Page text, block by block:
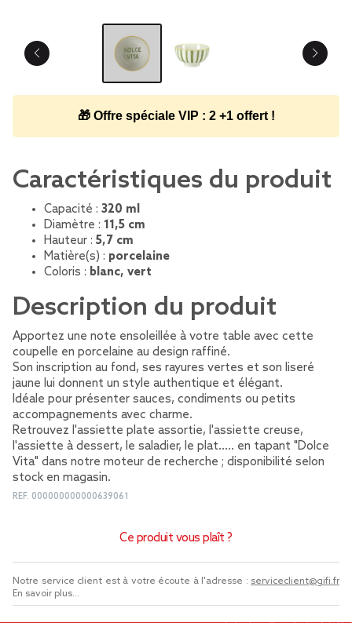
🎁 Offre spéciale VIP : 2 +1 offert !
Caractéristiques du produit
Capacité : 320 ml
Diamètre : 11,5 cm
Hauteur : 5,7 cm
Matière(s) : porcelaine
Coloris : blanc, vert
Description du produit
Apportez une note ensoleillée à votre table avec cette
coupelle en porcelaine au design raffiné.
Son inscription au fond, ses rayures vertes et son liseré
jaune lui donnent un style authentique et élégant.
Idéale pour présenter sauces, condiments ou petits
accompagnements avec charme.
Retrouvez l'assiette plate assortie, l'assiette creuse,
l'assiette à dessert, le saladier, le plat..... en tapant "Dolce
Vita" dans notre moteur de recherche ; disponibilité selon
stock en magasin.
REF. 000000000000639061
Ce produit vous plaît ?
Notre service client est à votre écoute à l'adresse : serviceclient@gifi.fr
En savoir plus...